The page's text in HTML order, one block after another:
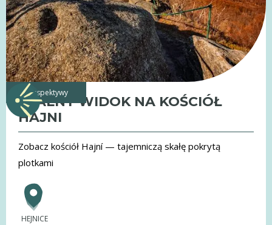
perspektywy
SKALNY WIDOK NA KOŚCIÓŁ
HAJNI
Zobacz kościół Hajní — tajemniczą skałę pokrytą
plotkami
HEJNICE